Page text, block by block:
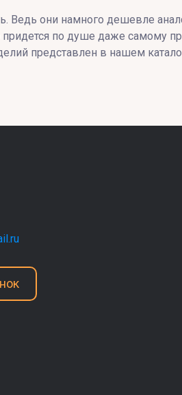
Ведь они намного дешевле
по душе даже самому
представлен в нашем